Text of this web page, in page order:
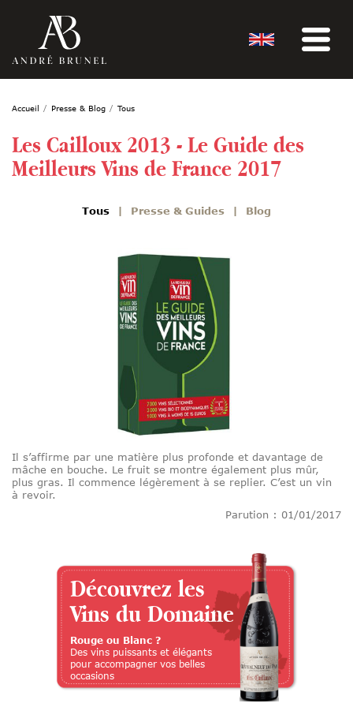
Accueil Presse & Blog Tous
Les Cailloux 2013 - Le Guide des
Meilleurs Vins de France 2017
Tous Presse & Guides Blog
Il s’affirme par une matière plus profonde et davantage de
mâche en bouche. Le fruit se montre également plus mûr,
plus gras. Il commence légèrement à se replier. C’est un vin
à revoir.
Parution : 01/01/2017
Découvrez les
Vins du Domaine
Rouge ou Blanc ?
Des vins puissants et élégants
pour accompagner vos belles
occasions